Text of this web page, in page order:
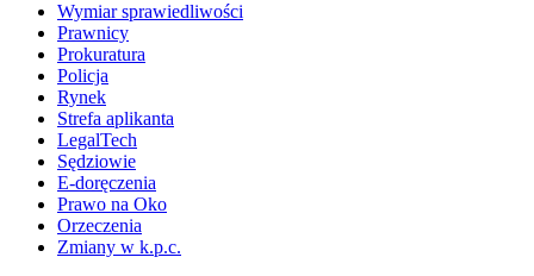
Wymiar sprawiedliwości
Prawnicy
Prokuratura
Policja
Rynek
Strefa aplikanta
LegalTech
Sędziowie
E-doręczenia
Prawo na Oko
Orzeczenia
Zmiany w k.p.c.